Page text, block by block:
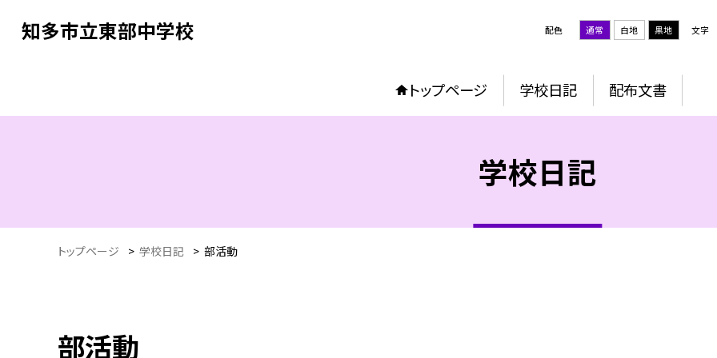
知多市立東部中学校 配色 通常 白地 黒地 文字
トップページ 学校日記 配布文書
学校日記
トップページ > 学校日記 > 部活動
部活動